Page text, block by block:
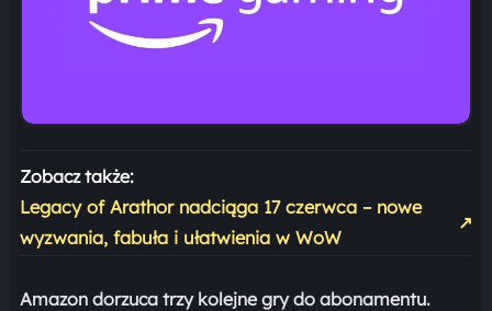
Zobacz także:
Legacy of Arathor nadciąga 17 czerwca – nowe
wyzwania, fabuła i ułatwienia w WoW
↗
Amazon dorzuca trzy kolejne gry do abonamentu.